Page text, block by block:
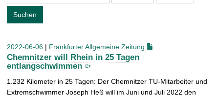
e
h
:
Suchen
2022-06-06 | Frankfurter Allgemeine Zeitung
Chemnitzer will Rhein in 25 Tagen
entlangschwimmen
1.232 Kilometer in 25 Tagen: Der Chemnitzer TU-Mitarbeiter und
Extremschwimmer Joseph Heß will im Juni und Juli 2022 den